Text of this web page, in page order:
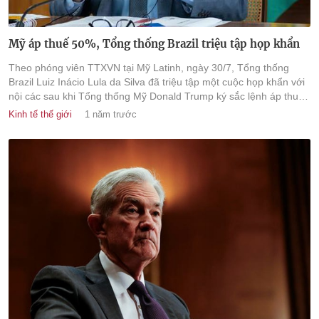
Mỹ áp thuế 50%, Tổng thống Brazil triệu tập họp khẩn
Theo phóng viên TTXVN tại Mỹ Latinh, ngày 30/7, Tổng thống
Brazil Luiz Inácio Lula da Silva đã triệu tập một cuộc họp khẩn với
nội các sau khi Tổng thống Mỹ Donald Trump ký sắc lệnh áp thuế
50% lên hàng hóa nhập khẩu từ Brazil và ban hành lệnh trừng
cao Brazil.
Kinh tế thế giới 1 năm trước